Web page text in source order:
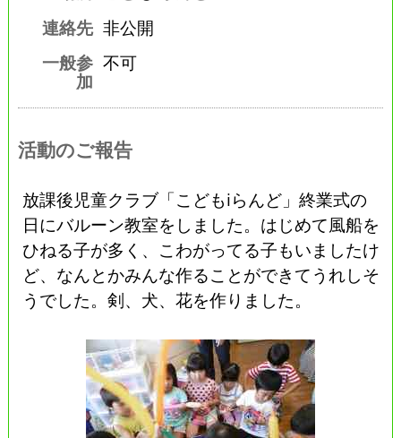
連絡先 非公開
一般参
加
不可
活動のご報告
放課後児童クラブ「こどもiらんど」終業式の
日にバルーン教室をしました。はじめて風船を
ひねる子が多く、こわがってる子もいましたけ
ど、なんとかみんな作ることができてうれしそ
うでした。剣、犬、花を作りました。